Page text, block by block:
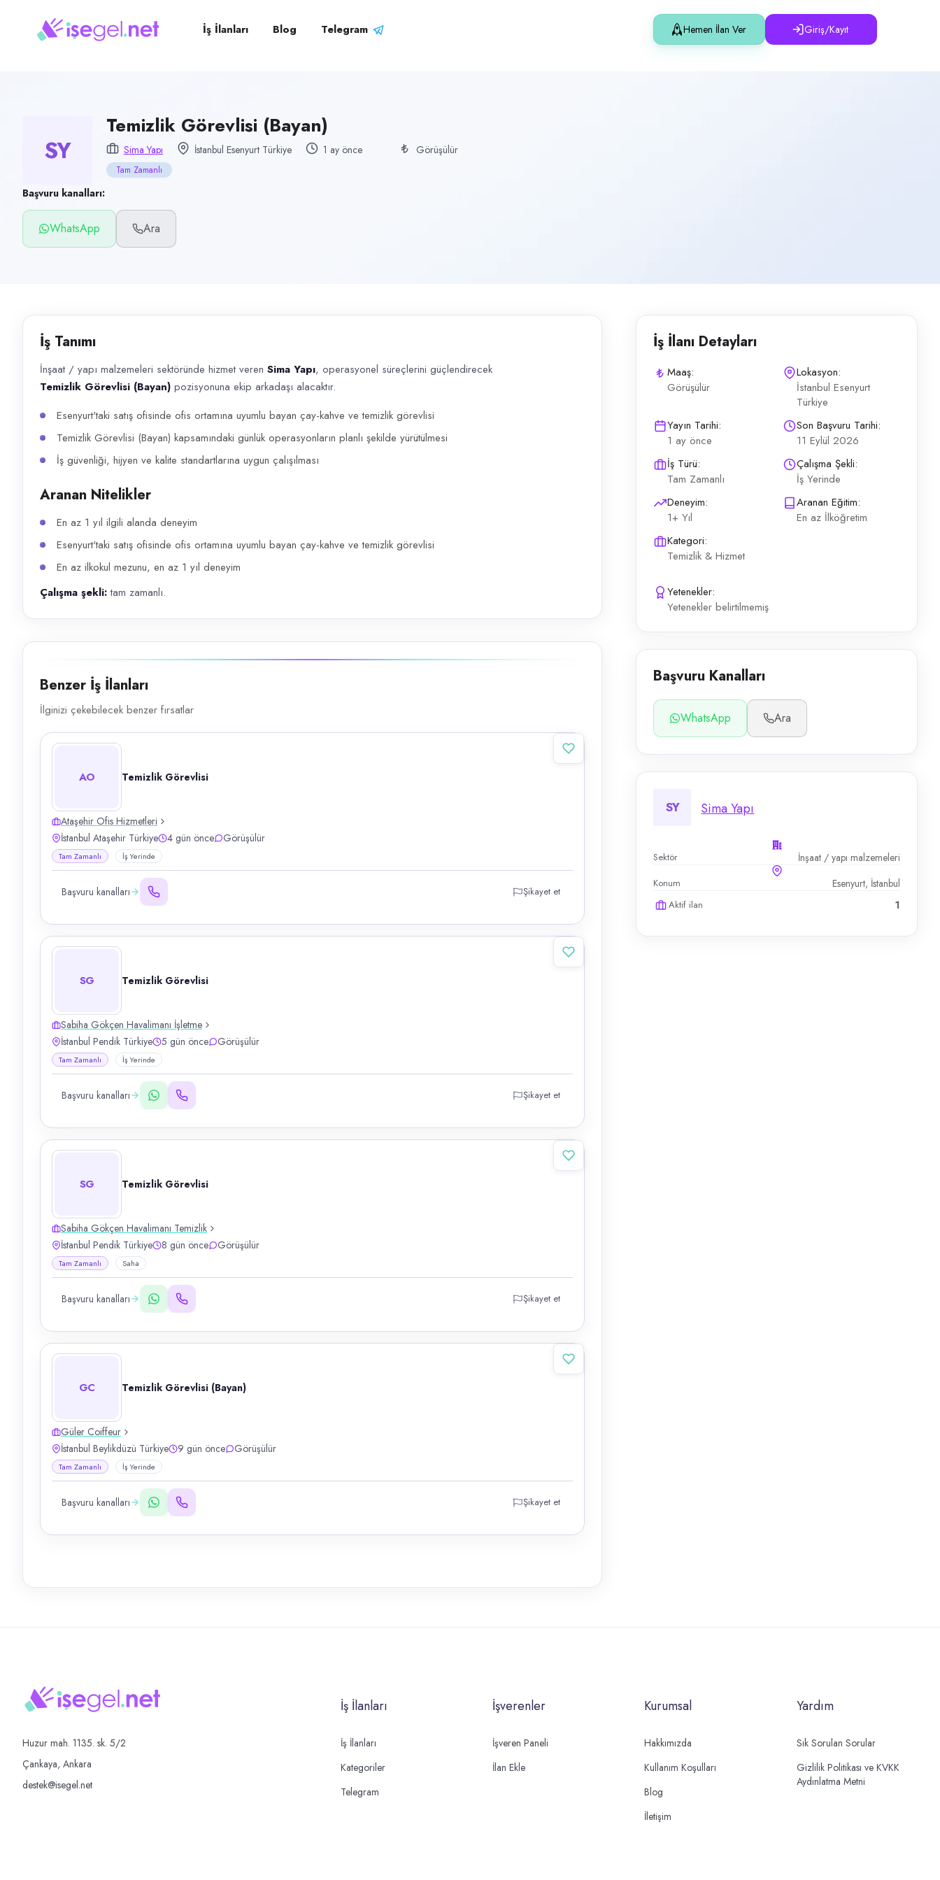
Temizlik Görevlisi (Bayan)
Esenyurt, İstanbul
Çalışma şekli
Tam Zamanlı · Ofis
Yayın tarihi
13 Haziran 2026
Başvuru kanalları
WhatsApp, Telefon
İlan açıklaması
İnşaat / yapı malzemeleri sektöründe hizmet veren Sima Yapı , operasyonel süreçlerini güçlendirecek Temizlik Görevlisi (Bayan) pozisyonuna ekip arkadaşı alacaktır. Esenyurt'taki satış ofisinde ofis ortamına
İş İlanları Blog Telegram Hemen İlan Ver Giriş/Kayıt
SY
Temizlik Görevlisi (Bayan)
Sima Yapı İstanbul Esenyurt Türkiye 1 ay önce Görüşülür
Tam Zamanlı
Başvuru kanalları:
WhatsApp Ara
İş Tanımı
İnşaat / yapı malzemeleri sektöründe hizmet veren Sima Yapı, operasyonel süreçlerini güçlendirecek
Temizlik Görevlisi (Bayan) pozisyonuna ekip arkadaşı alacaktır.
Esenyurt'taki satış ofisinde ofis ortamına uyumlu bayan çay-kahve ve temizlik görevlisi
Temizlik Görevlisi (Bayan) kapsamındaki günlük operasyonların planlı şekilde yürütülmesi
İş güvenliği, hijyen ve kalite standartlarına uygun çalışılması
Aranan Nitelikler
En az 1 yıl ilgili alanda deneyim
Esenyurt'taki satış ofisinde ofis ortamına uyumlu bayan çay-kahve ve temizlik görevlisi
En az ilkokul mezunu, en az 1 yıl deneyim
Çalışma şekli:tam zamanlı.
İş İlanı Detayları
Maaş:
Görüşülür
Lokasyon:
İstanbul Esenyurt
Türkiye
Yayın Tarihi:
1 ay önce
Son Başvuru Tarihi:
11 Eylül 2026
İş Türü:
Tam Zamanlı
Çalışma Şekli:
İş Yerinde
Deneyim:
1+ Yıl
Aranan Eğitim:
En az İlköğretim
Kategori:
Temizlik & Hizmet
Yetenekler:
Yetenekler belirtilmemiş
Başvuru Kanalları
WhatsApp Ara
SY Sima Yapı
Sektör İnşaat / yapı malzemeleri
Konum Esenyurt, İstanbul
Aktif ilan 1
Benzer İş İlanları
İlginizi çekebilecek benzer fırsatlar
AO Temizlik Görevlisi
Ataşehir Ofis Hizmetleri
İstanbul Ataşehir Türkiye
4 gün önce Görüşülür
Tam Zamanlı İş Yerinde
Başvuru kanalları Şikayet et
SG Temizlik Görevlisi
Sabiha Gökçen Havalimanı İşletme
İstanbul Pendik Türkiye
5 gün önce Görüşülür
Tam Zamanlı İş Yerinde
Başvuru kanalları Şikayet et
SG Temizlik Görevlisi
Sabiha Gökçen Havalimanı Temizlik
İstanbul Pendik Türkiye
8 gün önce Görüşülür
Tam Zamanlı Saha
Başvuru kanalları Şikayet et
GC Temizlik Görevlisi (Bayan)
Güler Coiffeur
İstanbul Beylikdüzü Türkiye
9 gün önce Görüşülür
Tam Zamanlı İş Yerinde
Başvuru kanalları Şikayet et
Huzur mah. 1135. sk. 5/2
Çankaya, Ankara
destek@isegel.net
İş İlanları
İş İlanları
Kategoriler
Telegram
İşverenler
İşveren Paneli
İlan Ekle
Kurumsal
Hakkımızda
Kullanım Koşulları
Blog
İletişim
Yardım
Sık Sorulan Sorular
Gizlilik Politikası ve KVKK
Aydınlatma Metni